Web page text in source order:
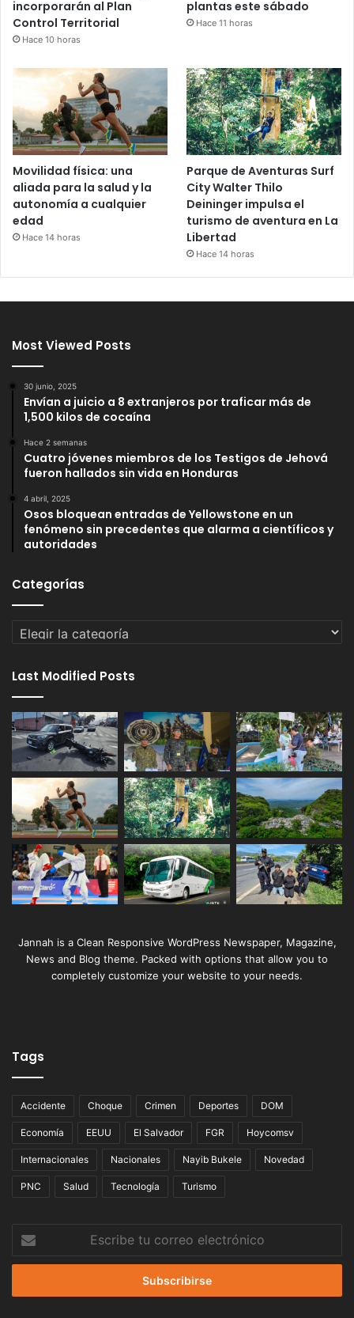
incorporarán al Plan
Control Territorial
Hace 10 horas
plantas este sábado
Hace 11 horas
Movilidad física: una
aliada para la salud y la
autonomía a cualquier
edad
Hace 14 horas
Parque de Aventuras Surf
City Walter Thilo
Deininger impulsa el
turismo de aventura en La
Libertad
Hace 14 horas
Most Viewed Posts
30 junio, 2025
Envían a juicio a 8 extranjeros por traficar más de
1,500 kilos de cocaína
Hace 2 semanas
Cuatro jóvenes miembros de los Testigos de Jehová
fueron hallados sin vida en Honduras
4 abril, 2025
Osos bloquean entradas de Yellowstone en un
fenómeno sin precedentes que alarma a científicos y
autoridades
Categorías
Categorías
Last Modified Posts
Jannah is a Clean Responsive WordPress Newspaper, Magazine,
News and Blog theme. Packed with options that allow you to
completely customize your website to your needs.
Tags
Accidente Choque Crimen Deportes DOM
Economía EEUU El Salvador FGR Hoycomsv
Internacionales Nacionales Nayib Bukele Novedad
PNC Salud Tecnología Turismo
correo